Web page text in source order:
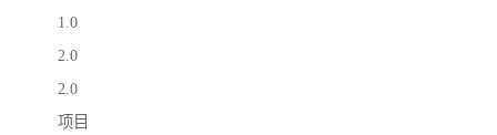
1.0
2.0
2.0
项目